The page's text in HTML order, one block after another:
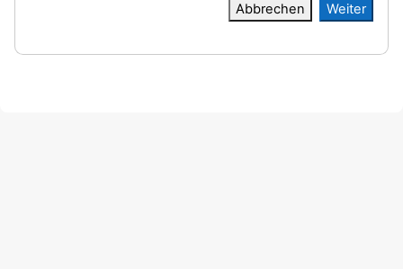
Abbrechen Weiter